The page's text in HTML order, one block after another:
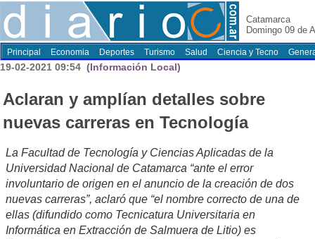
Catamarca
Domingo 09 de
Principal Economia Deportes Turismo Salud Ciencia y Tecno
19-02-2021 09:54 (Información Local)
Aclaran y amplían detalles sobre
nuevas carreras en Tecnología
La Facultad de Tecnología y Ciencias Aplicadas de la
Universidad Nacional de Catamarca “ante el error
involuntario de origen en el anuncio de la creación de dos
nuevas carreras”, aclaró que “el nombre correcto de una de
ellas (difundido como Tecnicatura Universitaria en
Informática en Extracción de Salmuera de Litio) es